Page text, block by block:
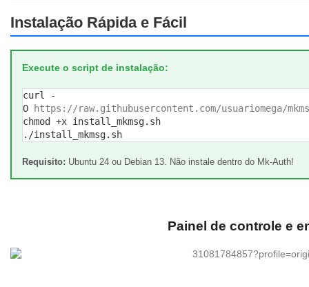
Instalação Rápida e Fácil
Execute o script de instalação:
curl -
O
https://raw.githubusercontent.com/usuariomega/
chmod +x install_mkmsg.sh
./install_mkmsg.sh
Requisito: Ubuntu 24 ou Debian 13. Não instale dentro do Mk-Auth!
Painel de controle e